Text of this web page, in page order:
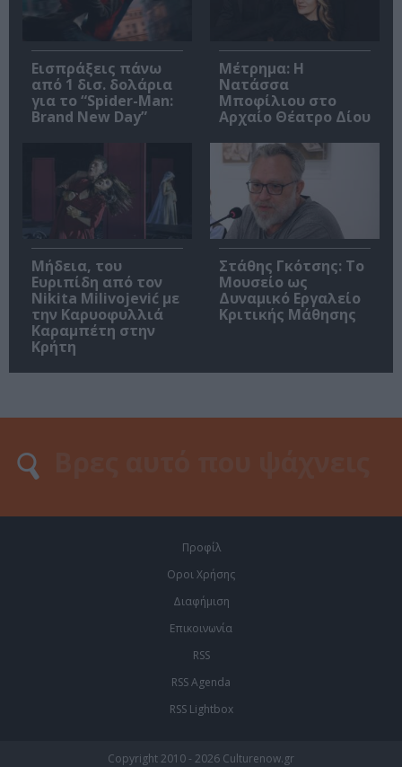
Εισπράξεις πάνω
από 1 δισ. δολάρια
για το “Spider-Man:
Brand New Day”
Μέτρημα: Η
Νατάσσα
Μποφίλιου στο
Αρχαίο Θέατρο Δίου
Μήδεια, του
Ευριπίδη από τον
Nikita Milivojević με
την Καρυοφυλλιά
Καραμπέτη στην
Κρήτη
Στάθης Γκότσης: Το
Μουσείο ως
Δυναμικό Εργαλείο
Κριτικής Μάθησης
Προφίλ
Οροι Χρήσης
Διαφήμιση
Επικοινωνία
RSS
RSS Agenda
RSS Lightbox
Copyright 2010 - 2026 Culturenow.gr